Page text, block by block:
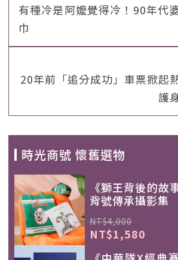
有種冷是阿嬤覺得冷！90年代
巾
20年前「追分成功」車票掀起
護
時光商號 懷舊選物
《獅王背後的故
背號傳承攝影集
NT$4,000
NT$1,580